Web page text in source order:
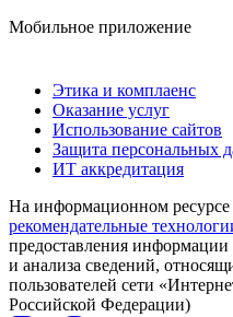
Мобильное приложение
Этика и комплаенс
Оказание услуг
Использование сайтов
Защита персональных
ИТ аккредитация
На информационном ресурсе
рекомендательные
предоставления информации
и анализа сведений,
пользователей сети
Российской Федерации)